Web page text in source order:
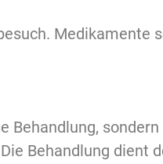
Behandlung dient